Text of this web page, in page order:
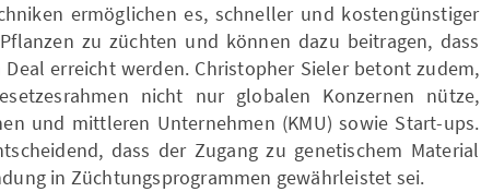
ermöglichen es, schneller und kostengünstiger
zu züchten und können dazu beitragen, dass
Deal erreicht werden. Christopher Sieler betont zudem,
nicht nur globalen Konzernen nütze,
und mittleren Unternehmen (KMU) sowie Start-ups.
dass der Zugang zu genetischem Material
in Züchtungsprogrammen gewährleistet sei.